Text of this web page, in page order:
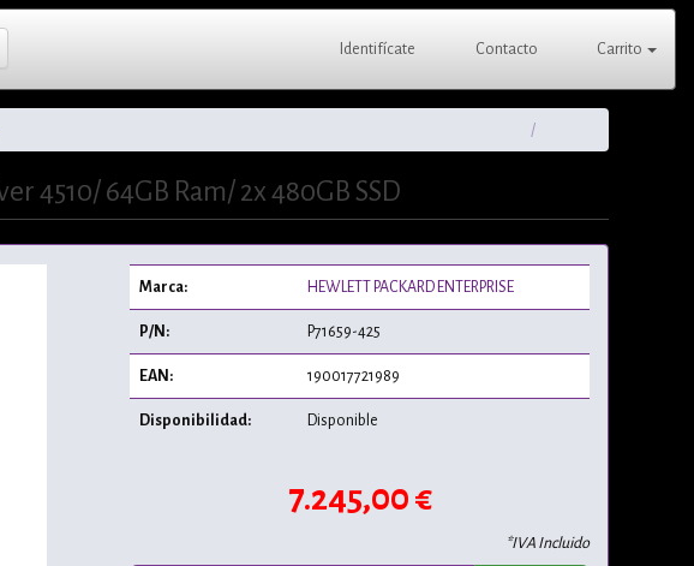
Identifícate Contacto Carrito
4510/ 64GB Ram/ 2x 480GB SSD
Marca: HEWLETT PACKARD ENTERPRISE
P/N: P71659-425
EAN: 190017721989
Disponibilidad: Disponible
7.245,00 €
*IVA Incluido